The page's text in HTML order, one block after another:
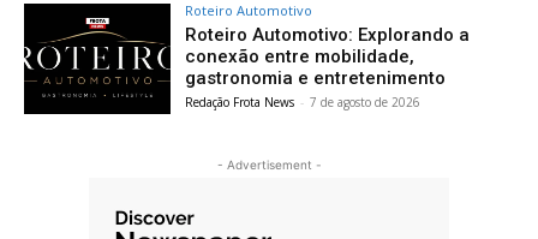
Roteiro Automotivo
Roteiro Automotivo: Explorando a
conexão entre mobilidade,
gastronomia e entretenimento
Redação Frota News - 7 de agosto de 2026
- Advertisement -